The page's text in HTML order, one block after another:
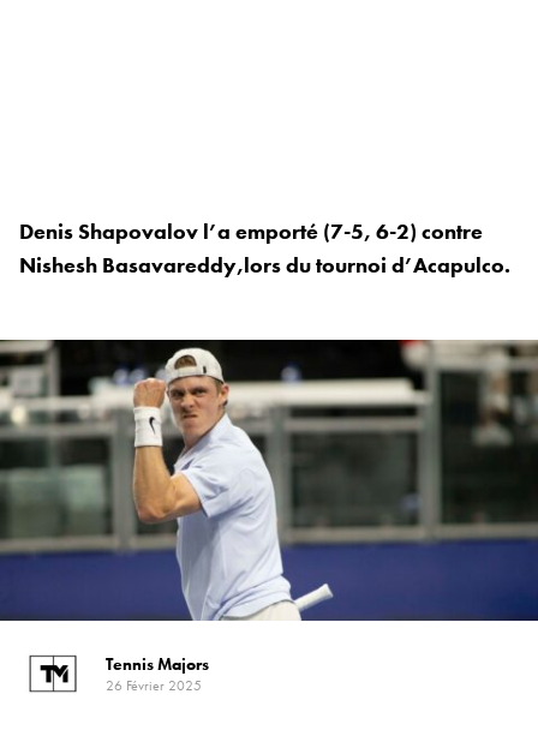
Denis Shapovalov l’a emporté (7-5, 6-2) contre
Nishesh Basavareddy,lors du tournoi d’Acapulco.
Tennis Majors
26 Février 2025